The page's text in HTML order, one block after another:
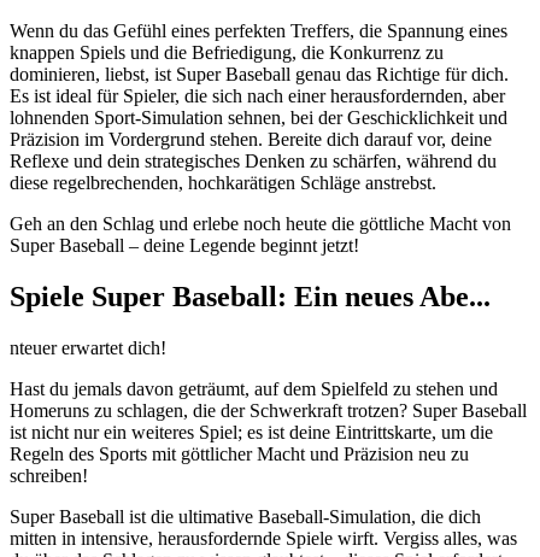
Wenn du das Gefühl eines perfekten Treffers, die Spannung eines
knappen Spiels und die Befriedigung, die Konkurrenz zu
dominieren, liebst, ist Super Baseball genau das Richtige für dich.
Es ist ideal für Spieler, die sich nach einer herausfordernden, aber
lohnenden Sport-Simulation sehnen, bei der Geschicklichkeit und
Präzision im Vordergrund stehen. Bereite dich darauf vor, deine
Reflexe und dein strategisches Denken zu schärfen, während du
diese regelbrechenden, hochkarätigen Schläge anstrebst.
Geh an den Schlag und erlebe noch heute die göttliche Macht von
Super Baseball – deine Legende beginnt jetzt!
Spiele Super Baseball: Ein neues Abe...
nteuer erwartet dich!
Hast du jemals davon geträumt, auf dem Spielfeld zu stehen und
Homeruns zu schlagen, die der Schwerkraft trotzen? Super Baseball
ist nicht nur ein weiteres Spiel; es ist deine Eintrittskarte, um die
Regeln des Sports mit göttlicher Macht und Präzision neu zu
schreiben!
Super Baseball ist die ultimative Baseball-Simulation, die dich
mitten in intensive, herausfordernde Spiele wirft. Vergiss alles, was